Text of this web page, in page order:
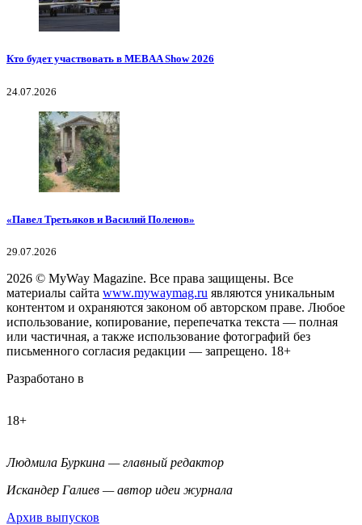
Кто будет участвовать в MEBAA Show 2026
24.07.2026
«Павел Третьяков и Василий Поленов»
29.07.2026
2026 © MyWay Magazine. Все права защищены. Все
материалы сайта www.mywaymag.ru являются уникальным
контентом и охраняются законом об авторском праве. Любое
использование, копирование, перепечатка текста — полная
или частичная, а также использование фотографий без
письменного согласия редакции — запрещено. 18+
Разработано в
18+
Людмила Буркина — главный редактор
Искандер Галиев — автор идеи журнала
Архив выпусков